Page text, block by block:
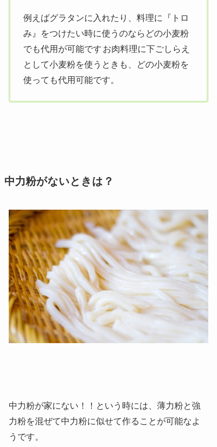
例えばグラタンに入れたり、料理に『トロ
み』をつけたい時に使うのならどの小麦粉
でも代用が可能です お肉料理に下ごしらえ
として小麦粉を使うときも、どの小麦粉を
使っても代用可能です。
中力粉がないときは？
中力粉が家にない！！という時には、薄力粉と強
力粉を混ぜて中力粉に似せて作ることが可能なよ
うです。